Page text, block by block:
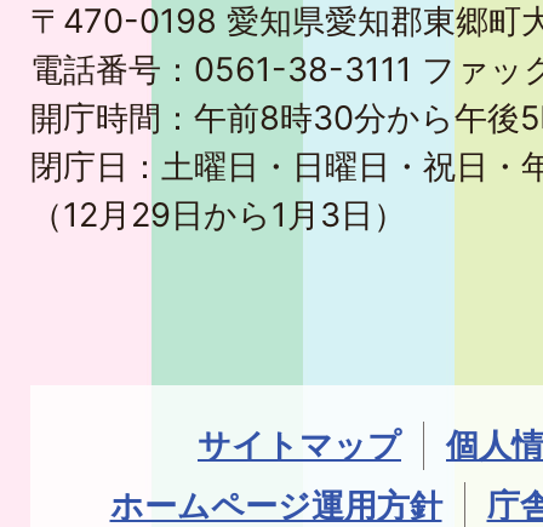
〒470-0198 愛知県愛知郡東郷町
電話番号：0561-38-3111 ファ
開庁時間：午前8時30分から午後
閉庁日：土曜日・日曜日・祝日・
（12月29日から1月3日）
サイトマップ
個人
ホームページ運用方針
庁